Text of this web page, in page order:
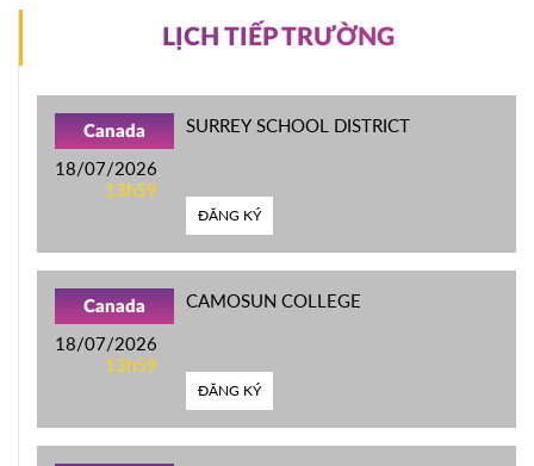
LỊCH TIẾP TRƯỜNG
Canada
18/07/2026
13h59
SURREY SCHOOL DISTRICT
ĐĂNG KÝ
Canada
18/07/2026
13h59
CAMOSUN COLLEGE
ĐĂNG KÝ